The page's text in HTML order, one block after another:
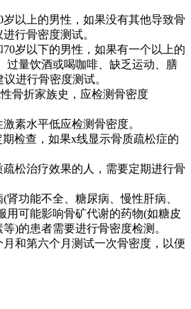
岁以上的男性，如果没有其他导致骨
行骨密度测试。
岁以下的男性，如果有一个以上的
过量饮酒或喝咖啡、缺乏运动、膳
进行骨密度测试。
骨折家族史，应检测骨密度
素水平低应检测骨密度。
检查，如果x线显示骨质疏松症的
松治疗效果的人，需要定期进行骨
肾功能不全、糖尿病、慢性肝病、
用可能影响骨矿代谢的药物(如糖皮
)的患者需要进行骨密度检测。
和第六个月测试一次骨密度，以便